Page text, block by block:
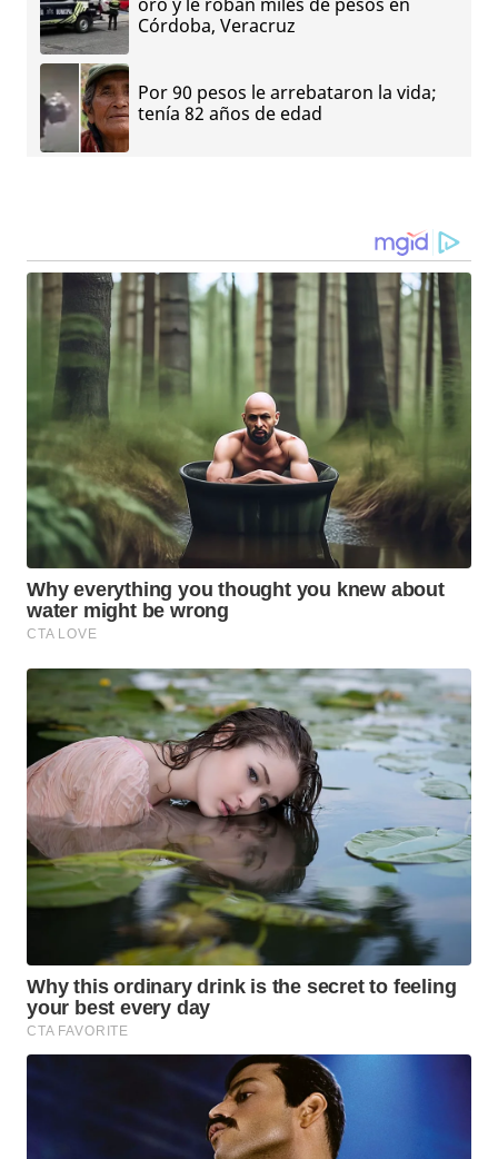
Córdoba, Veracruz
Por 90 pesos le arrebataron la vida;
tenía 82 años de edad